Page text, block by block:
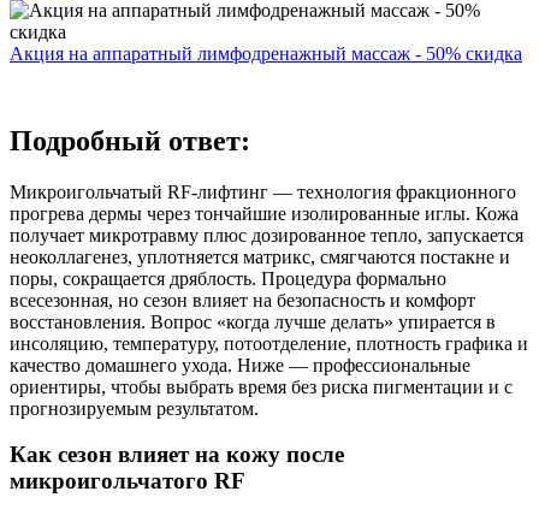
Акция на аппаратный лимфодренажный массаж - 50% скидка
Подробный ответ:
Микроигольчатый RF‑лифтинг — технология фракционного
прогрева дермы через тончайшие изолированные иглы. Кожа
получает микротравму плюс дозированное тепло, запускается
неоколлагенез, уплотняется матрикс, смягчаются постакне и
поры, сокращается дряблость. Процедура формально
всесезонная, но сезон влияет на безопасность и комфорт
восстановления. Вопрос «когда лучше делать» упирается в
инсоляцию, температуру, потоотделение, плотность графика и
качество домашнего ухода. Ниже — профессиональные
ориентиры, чтобы выбрать время без риска пигментации и с
прогнозируемым результатом.
Как сезон влияет на кожу после
микроигольчатого RF